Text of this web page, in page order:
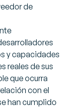
de
y capacidades
reales de sus
que ocurra
con el
han cumplido